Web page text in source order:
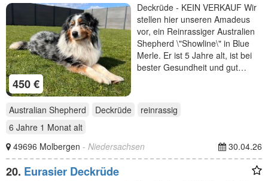
450 €
Deckrüde - KEIN VERKAUF Wir
stellen hier unseren Amadeus
vor, ein Reinrassiger Australien
Shepherd \"Showline\" in Blue
Merle. Er ist 5 Jahre alt, ist bei
bester Gesundheit und gut…
Australian Shepherd Deckrüde
reinrassig
6 Jahre 1 Monat alt
49696 Molbergen - Niedersachsen 30.04.26
20. Eurasier Deckrüde